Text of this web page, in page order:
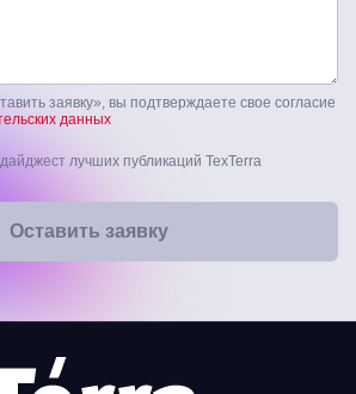
заявку», вы подтверждаете свое согласие
данных
лучших публикаций TexTerra
Оставить заявку